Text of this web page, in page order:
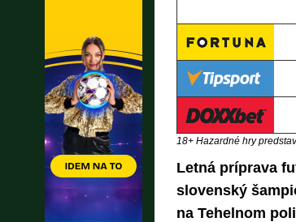
18+ Hazardné hry
Letná príprava
slovenský
na Tehelnom